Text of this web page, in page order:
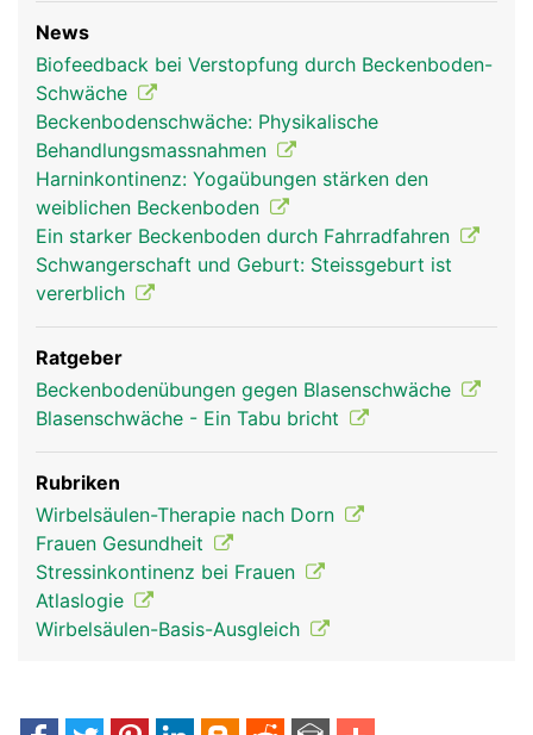
News
Biofeedback bei Verstopfung durch Beckenboden-
Schwäche
Beckenbodenschwäche: Physikalische
Behandlungsmassnahmen
Harninkontinenz: Yogaübungen stärken den
weiblichen Beckenboden
Ein starker Beckenboden durch Fahrradfahren
Schwangerschaft und Geburt: Steissgeburt ist
vererblich
Ratgeber
Beckenbodenübungen gegen Blasenschwäche
Blasenschwäche - Ein Tabu bricht
Rubriken
Wirbelsäulen-Therapie nach Dorn
Frauen Gesundheit
Stressinkontinenz bei Frauen
Atlaslogie
Wirbelsäulen-Basis-Ausgleich